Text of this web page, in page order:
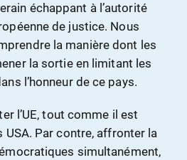
échappant à l’autorité
de justice. Nous
la manière dont les
la sortie en limitant les
l’honneur de ce pays.
l’UE, tout comme il est
USA. Par contre, affronter la
simultanément,